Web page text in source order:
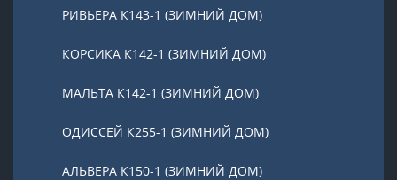
РИВЬЕРА К143-1 (ЗИМНИЙ ДОМ)
КОРСИКА К142-1 (ЗИМНИЙ ДОМ)
МАЛЬТА К142-1 (ЗИМНИЙ ДОМ)
ОДИССЕЙ К255-1 (ЗИМНИЙ ДОМ)
АЛЬВЕРА К150-1 (ЗИМНИЙ ДОМ)